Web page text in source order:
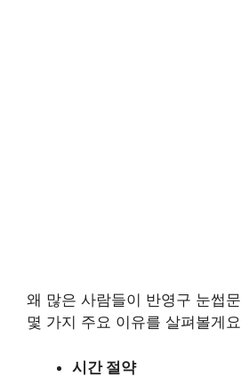
왜 많은 사람들이 반영구 눈썹
몇 가지 주요 이유를 살펴볼게
시간 절약